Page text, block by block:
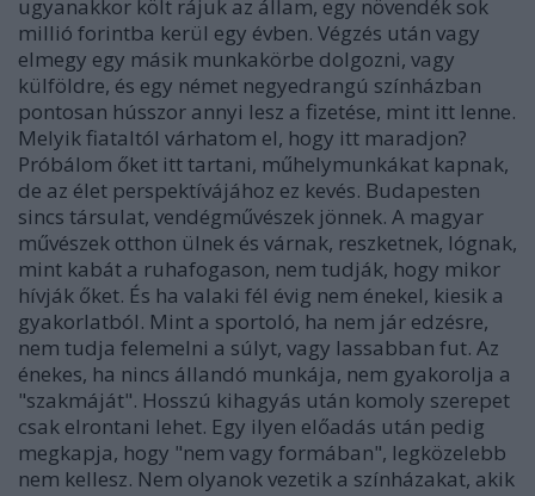
ugyanakkor költ rájuk az állam, egy növendék sok
millió forintba kerül egy évben. Végzés után vagy
elmegy egy másik munkakörbe dolgozni, vagy
külföldre, és egy német negyedrangú színházban
pontosan hússzor annyi lesz a fizetése, mint itt lenne.
Melyik fiataltól várhatom el, hogy itt maradjon?
Próbálom őket itt tartani, műhelymunkákat kapnak,
de az élet perspektívájához ez kevés. Budapesten
sincs társulat, vendégművészek jönnek. A magyar
művészek otthon ülnek és várnak, reszketnek, lógnak,
mint kabát a ruhafogason, nem tudják, hogy mikor
hívják őket. És ha valaki fél évig nem énekel, kiesik a
gyakorlatból. Mint a sportoló, ha nem jár edzésre,
nem tudja felemelni a súlyt, vagy lassabban fut. Az
énekes, ha nincs állandó munkája, nem gyakorolja a
"szakmáját". Hosszú kihagyás után komoly szerepet
csak elrontani lehet. Egy ilyen előadás után pedig
megkapja, hogy "nem vagy formában", legközelebb
nem kellesz. Nem olyanok vezetik a színházakat, akik